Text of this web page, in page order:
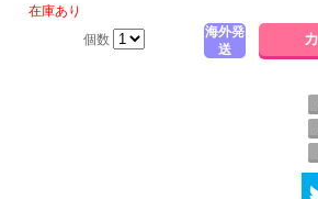
在庫あり
個数
海外発
送